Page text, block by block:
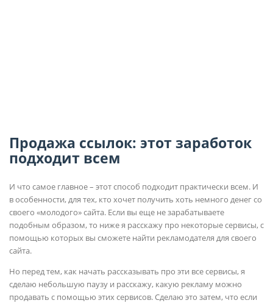
Продажа ссылок: этот заработок
подходит всем
И что самое главное – этот способ подходит практически всем. И
в особенности, для тех, кто хочет получить хоть немного денег со
своего «молодого» сайта. Если вы еще не зарабатываете
подобным образом, то ниже я расскажу про некоторые сервисы, с
помощью которых вы сможете найти рекламодателя для своего
сайта.
Но перед тем, как начать рассказывать про эти все сервисы, я
сделаю небольшую паузу и расскажу, какую рекламу можно
продавать с помощью этих сервисов. Сделаю это затем, что если